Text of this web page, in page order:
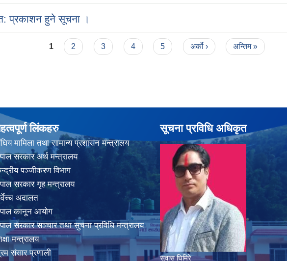
प्रकाशन हुने सूचना ।
1 2 3 4 5 अर्को › अन्तिम »
लिंकहरु
मामिला तथा सामान्य प्रशासन मन्त्रालय
सरकार अर्थ मन्त्रालय
पञ्जीकरण विभाग
सरकार गृह मन्त्रालय
अदालत
कानून आयोग
सरकार सञ्चार तथा सुचना प्रविधि मन्त्रालय
मन्त्रालय
संसार प्रणाली
सूचना प्रविधि अधिकृत
सुवास घिमिरे